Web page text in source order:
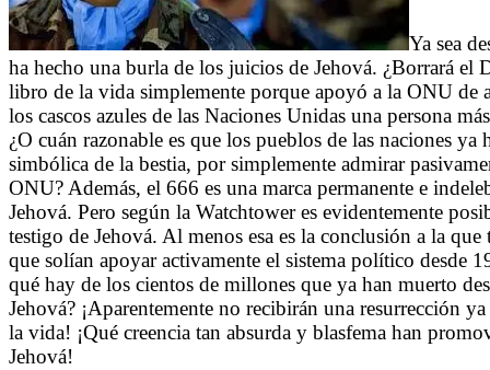
Ya sea
ha hecho una burla de los juicios de Jehová. ¿Borrará el
libro de la vida simplemente porque apoyó a la ONU de
los cascos azules de las Naciones Unidas una persona
¿O cuán razonable es que los pueblos de las naciones
simbólica de la bestia, por simplemente admirar
ONU? Además, el 666 es una marca permanente e
Jehová. Pero según la Watchtower es evidentemente
testigo de Jehová. Al menos esa es la conclusión a la
que solían apoyar activamente el sistema político desde
qué hay de los cientos de millones que ya han muerto
Jehová? ¡Aparentemente no recibirán una resurrección
la vida! ¡Qué creencia tan absurda y blasfema han
Jehová!